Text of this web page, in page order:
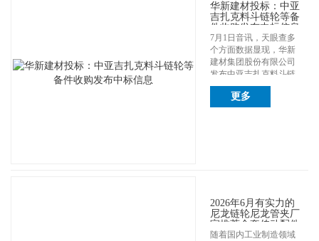
华新建材投标：中亚
吉扎克料斗链轮等备
件收购发布中标信息
7月1日音讯，天眼查多
个方面数据显现，华新
建材集团股份有限公司
发布中亚吉扎克料斗链
轮等备件收购不...
更多
2026年6月有实力的
尼龙链轮尼龙管夹厂
家推荐全套传动配件
配套打包供应
随着国内工业制造领域